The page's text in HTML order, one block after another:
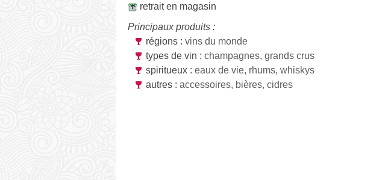
retrait en magasin
Principaux produits :
régions : vins du monde
types de vin : champagnes, grands crus
spiritueux : eaux de vie, rhums, whiskys
autres : accessoires, bières, cidres